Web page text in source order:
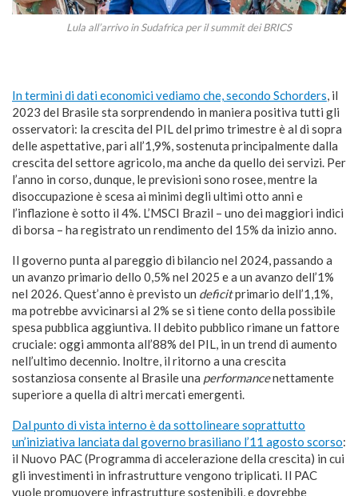
Lula all’arrivo in Sudafrica per il summit dei BRICS
In termini di dati economici vediamo che, secondo Schorders, il
2023 del Brasile sta sorprendendo in maniera positiva tutti gli
osservatori: la crescita del PIL del primo trimestre è al di sopra
delle aspettative, pari all’1,9%, sostenuta principalmente dalla
crescita del settore agricolo, ma anche da quello dei servizi. Per
l’anno in corso, dunque, le previsioni sono rosee, mentre la
disoccupazione è scesa ai minimi degli ultimi otto anni e
l’inflazione è sotto il 4%. L’MSCI Brazil – uno dei maggiori indici
di borsa – ha registrato un rendimento del 15% da inizio anno.
Il governo punta al pareggio di bilancio nel 2024, passando a
un avanzo primario dello 0,5% nel 2025 e a un avanzo dell’1%
nel 2026. Quest’anno è previsto un deficitprimario dell’1,1%,
ma potrebbe avvicinarsi al 2% se si tiene conto della possibile
spesa pubblica aggiuntiva. Il debito pubblico rimane un fattore
cruciale: oggi ammonta all’88% del PIL, in un trend di aumento
nell’ultimo decennio. Inoltre, il ritorno a una crescita
sostanziosa consente al Brasile una performancenettamente
superiore a quella di altri mercati emergenti.
Dal punto di vista interno è da sottolineare soprattutto
un’iniziativa lanciata dal governo brasiliano l’11 agosto scorso:
il Nuovo PAC (Programma di accelerazione della crescita) in cui
gli investimenti in infrastrutture vengono triplicati. Il PAC
vuole promuovere infrastrutture sostenibili, e dovrebbe